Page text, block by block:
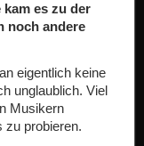
kam es zu der
noch andere
eigentlich keine
unglaublich. Viel
Musikern
zu probieren.